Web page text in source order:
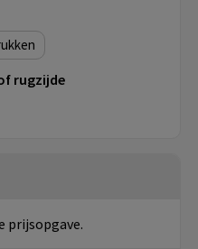
rugzijde
prijsopgave.